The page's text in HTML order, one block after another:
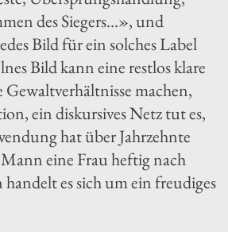
des Siegers...», und
Bild für ein solches Label
Bild kann eine restlos klare
Gewaltverhältnisse machen,
ein diskursives Netz tut es,
hat über Jahrzehnte
eine Frau heftig nach
es sich um ein freudiges